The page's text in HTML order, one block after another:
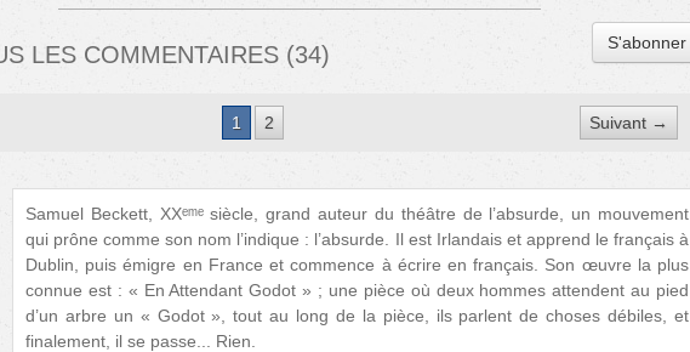
LES COMMENTAIRES (34) S'abonner
1 2 Suivant →
Samuel Beckett, XXᵉᵐᵉ siècle, grand auteur du théâtre de l’absurde, un mouvement
qui prône comme son nom l’indique : l’absurde. Il est Irlandais et apprend le français à
Dublin, puis émigre en France et commence à écrire en français. Son œuvre la plus
connue est : « En Attendant Godot » ; une pièce où deux hommes attendent au pied
d’un arbre un « Godot », tout au long de la pièce, ils parlent de choses débiles, et
finalement, il se passe... Rien.